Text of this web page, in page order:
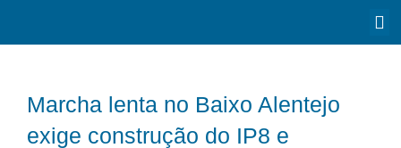
Marcha lenta no Baixo Alentejo
exige construção do IP8 e